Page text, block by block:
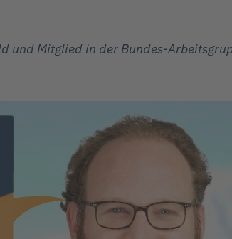
Mitglied in der Bundes-